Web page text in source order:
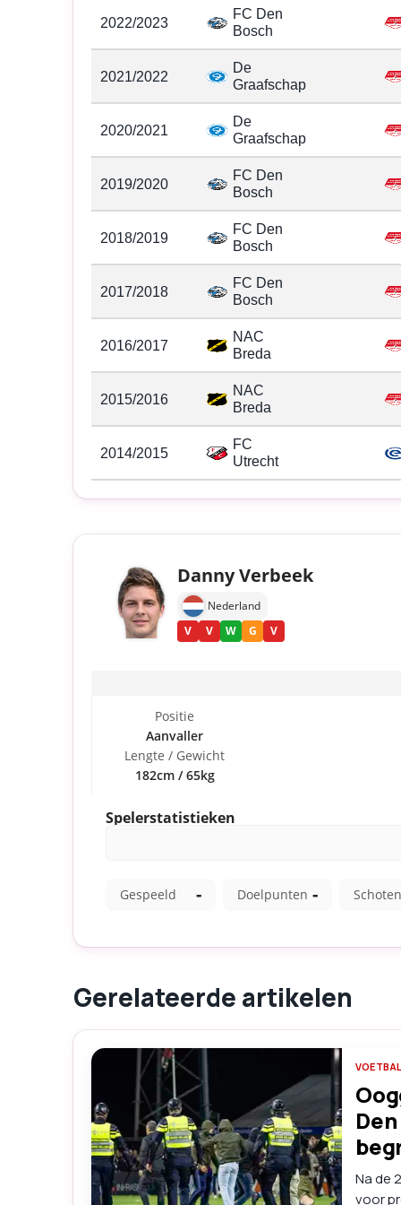
2022/2023
FC Den
Bosch
2021/2022
De
Graafschap
2020/2021
De
Graafschap
2019/2020
FC Den
Bosch
2018/2019
FC Den
Bosch
2017/2018
FC Den
Bosch
2016/2017
NAC
Breda
2015/2016
NAC
Breda
2014/2015
FC
Utrecht
Gerelateerde artikelen
VOETBAL
Na de
voor